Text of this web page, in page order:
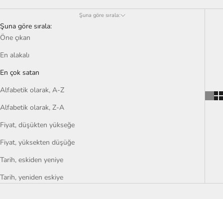
Şuna göre sırala:
Şuna göre sırala:
Öne çıkan
En alakalı
En çok satan
Alfabetik olarak, A-Z
Alfabetik olarak, Z-A
Fiyat, düşükten yükseğe
Fiyat, yüksekten düşüğe
Tarih, eskiden yeniye
Tarih, yeniden eskiye